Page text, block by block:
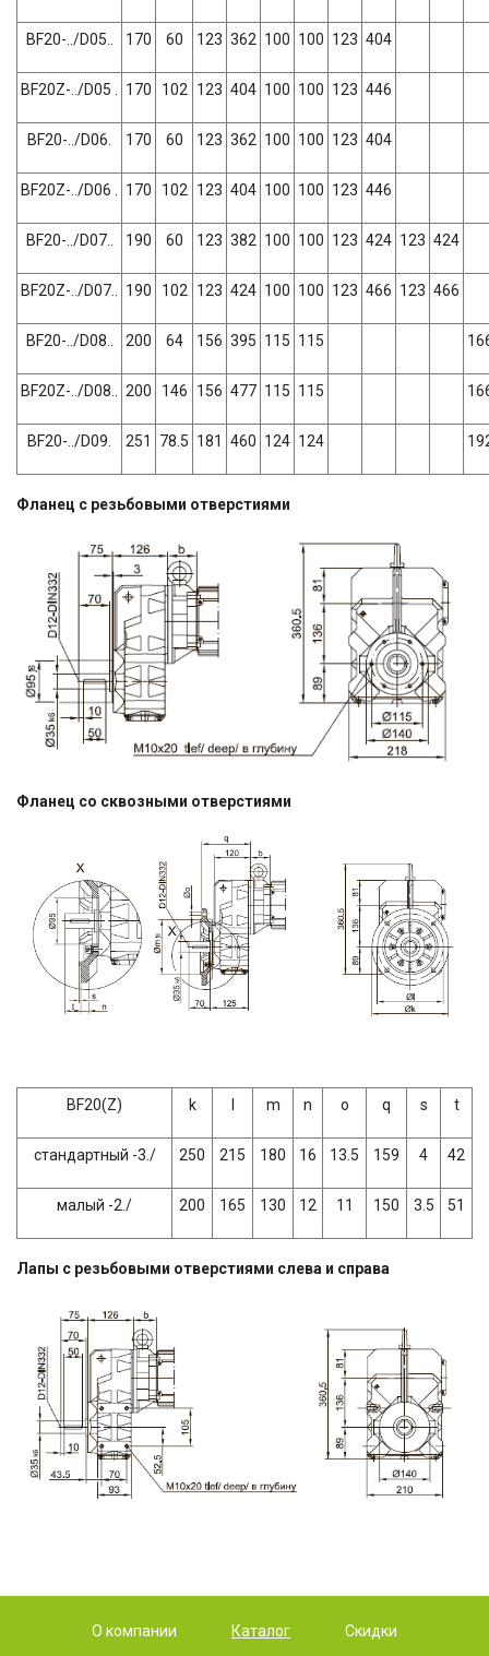
BF20-../D05.. 170 60 123 362 100 100 123 404
BF20Z-../D05 . 170 102 123 404 100 100 123 446
BF20-../D06. 170 60 123 362 100 100 123 404
BF20Z-../D06 . 170 102 123 404 100 100 123 446
BF20-../D07.. 190 60 123 382 100 100 123 424 123 424
BF20Z-../D07.. 190 102 123 424 100 100 123 466 123 466
BF20-../D08.. 200 64 156 395 115 115
BF20Z-../D08.. 200 146 156 477 115 115
BF20-../D09. 251 78.5 181 460 124 124
Фланец с резьбовыми отверстиями
Фланец со сквозными отверстиями
BF20(Z) k m n о q s t
стандартный -3./ 250 215 180 16 13.5 159 4 42
малый -2./ 200 165 130 12 11 150 3.5 51
Лапы с резьбовыми отверстиями слева и справа
О компании Каталог Скидки